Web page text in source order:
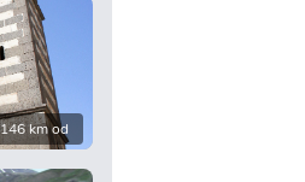
146 km od